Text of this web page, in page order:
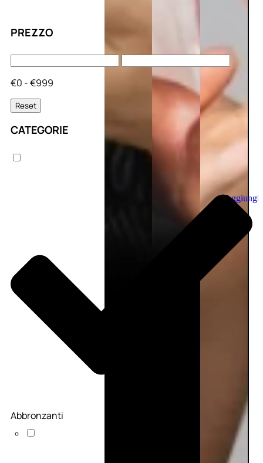
Aggiungi
carrello
PREZZO
€0 - €999
Reset
CATEGORIE
Abbronzanti